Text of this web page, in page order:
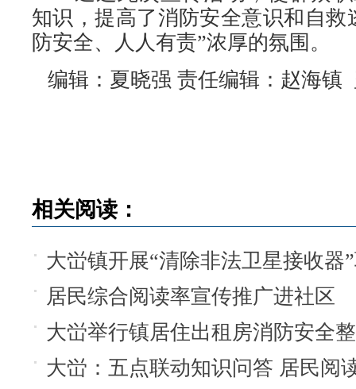
知识，提高了消防安全意识和自救
防安全、人人有责”浓厚的氛围。
编辑：夏晓强 责任编辑：赵海镇
相关阅读：
大峃镇开展“清除非法卫星接收器
居民综合阅读率宣传推广进社区
大峃举行镇居住出租房消防安全
大峃：五点联动知识问答 居民阅